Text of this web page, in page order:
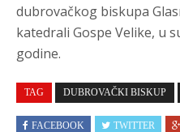
dubrovačkog biskupa
katedrali Gospe Velike, u
godine.
TAG DUBROVAČKI BISKUP
FACEBOOK TWITTER